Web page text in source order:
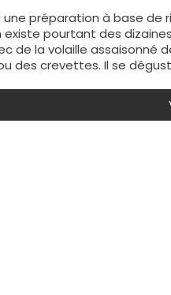
préparation à base
existe pourtant des
de la volaille assaisonné
des crevettes. Il se